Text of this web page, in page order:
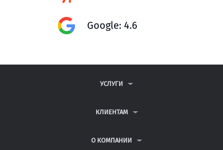
Google: 4.6
УСЛУГИ
ДИПЛОМНЫЕ РАБОТЫ
РЕФЕРАТЫ
КЛИЕНТАМ
ВОПРОСЫ И ОТВЕТЫ
О КОМПАНИИ